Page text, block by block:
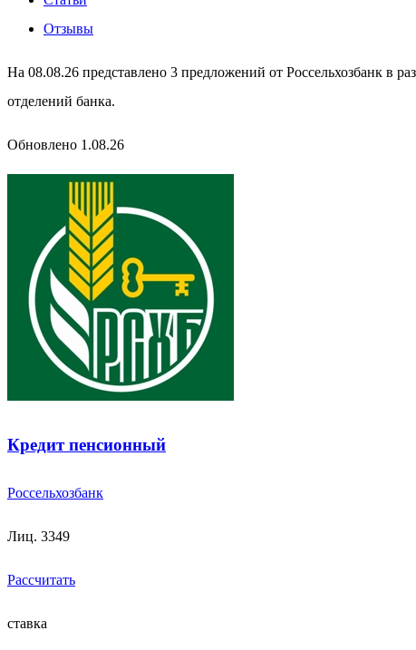
Отзывы
На 08.08.26 представлено 3 предложений от Россельхозбанк в
отделений банка.
Обновлено 1.08.26
Кредит пенсионный
Россельхозбанк
Лиц. 3349
Рассчитать
ставка